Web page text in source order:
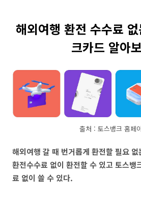
해외여행 환전 수수료
크카드 알아
출처 : 토스뱅크 홈페
해외여행 갈 때 번거롭게 환전할 필요
환전수수료 없이 환전할 수 있고 토스뱅
료 없이 쓸 수 있다.